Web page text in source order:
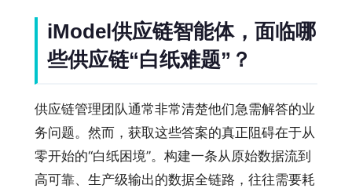
iModel供应链智能体，面临哪
些供应链“白纸难题”？
供应链管理团队通常非常清楚他们急需解答的业
务问题。然而，获取这些答案的真正阻碍在于从
零开始的“白纸困境”。构建一条从原始数据流到
高可靠、生产级输出的数据全链路，往往需要耗